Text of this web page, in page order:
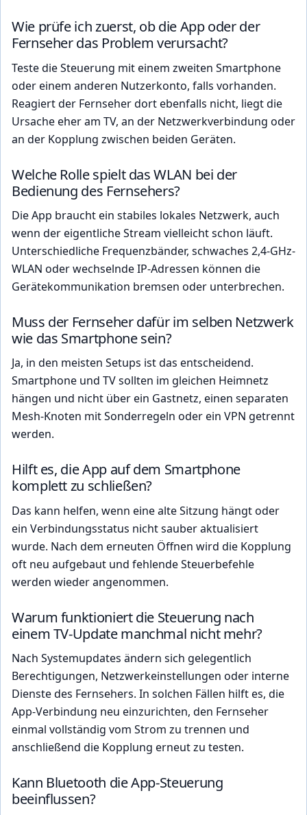
Wie prüfe ich zuerst, ob die App oder der
Fernseher das Problem verursacht?
Teste die Steuerung mit einem zweiten Smartphone
oder einem anderen Nutzerkonto, falls vorhanden.
Reagiert der Fernseher dort ebenfalls nicht, liegt die
Ursache eher am TV, an der Netzwerkverbindung oder
an der Kopplung zwischen beiden Geräten.
Welche Rolle spielt das WLAN bei der
Bedienung des Fernsehers?
Die App braucht ein stabiles lokales Netzwerk, auch
wenn der eigentliche Stream vielleicht schon läuft.
Unterschiedliche Frequenzbänder, schwaches 2,4-GHz-
WLAN oder wechselnde IP-Adressen können die
Gerätekommunikation bremsen oder unterbrechen.
Muss der Fernseher dafür im selben Netzwerk
wie das Smartphone sein?
Ja, in den meisten Setups ist das entscheidend.
Smartphone und TV sollten im gleichen Heimnetz
hängen und nicht über ein Gastnetz, einen separaten
Mesh-Knoten mit Sonderregeln oder ein VPN getrennt
werden.
Hilft es, die App auf dem Smartphone
komplett zu schließen?
Das kann helfen, wenn eine alte Sitzung hängt oder
ein Verbindungsstatus nicht sauber aktualisiert
wurde. Nach dem erneuten Öffnen wird die Kopplung
oft neu aufgebaut und fehlende Steuerbefehle
werden wieder angenommen.
Warum funktioniert die Steuerung nach
einem TV-Update manchmal nicht mehr?
Nach Systemupdates ändern sich gelegentlich
Berechtigungen, Netzwerkeinstellungen oder interne
Dienste des Fernsehers. In solchen Fällen hilft es, die
App-Verbindung neu einzurichten, den Fernseher
einmal vollständig vom Strom zu trennen und
anschließend die Kopplung erneut zu testen.
Kann Bluetooth die App-Steuerung
beeinflussen?